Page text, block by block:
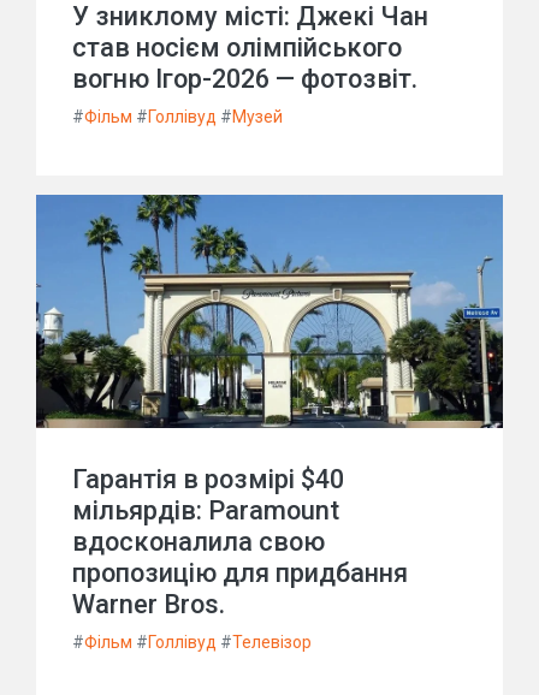
У зниклому місті: Джекі Чан
став носієм олімпійського
вогню Ігор-2026 — фотозвіт.
#Фільм #Голлівуд #Музей
Гарантія в розмірі $40
мільярдів: Paramount
вдосконалила свою
пропозицію для придбання
Warner Bros.
#Фільм #Голлівуд #Телевізор